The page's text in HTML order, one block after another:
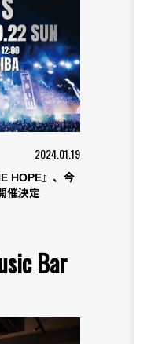
2024.01.19
HOPE』、今
催決定
Bar